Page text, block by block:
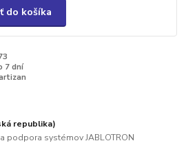
do košíka
7 dní
republika)
podpora systémov JABLOTRON